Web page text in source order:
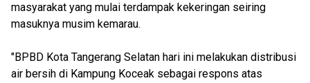
masyarakat yang mulai terdampak kekeringan seiring
masuknya musim kemarau.
"BPBD Kota Tangerang Selatan hari ini melakukan distribusi
air bersih di Kampung Koceak sebagai respons atas